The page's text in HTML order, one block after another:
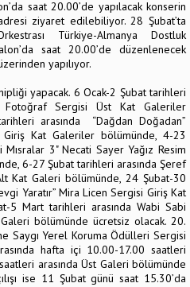
saat 20.00’de yapılacak konserin
ziyaret edilebiliyor. 28 Şubat’ta
Türkiye-Almanya Dostluk
saat 20.00’de düzenlenecek
yapılıyor.
yapacak. 6 Ocak-2 Şubat tarihleri
Fotoğraf Sergisi Üst Kat Galeriler
arasında “Dağdan Doğadan”
Kat Galeriler bölümünde, 4-23
3" Necati Sayer Yağız Resim
6-27 Şubat tarihleri arasında Şeref
Kat Galeri bölümünde, 24 Şubat-30
Yaratır” Mira Licen Sergisi Giriş Kat
5 Mart tarihleri arasında Wabi Sabi
bölümünde ücretsiz olacak. 20.
Saygı Yerel Koruma Ödülleri Sergisi
hafta içi 10.00-17.00 saatleri
arasında Üst Galeri bölümünde
ise 11 Şubat günü saat 15.30’da